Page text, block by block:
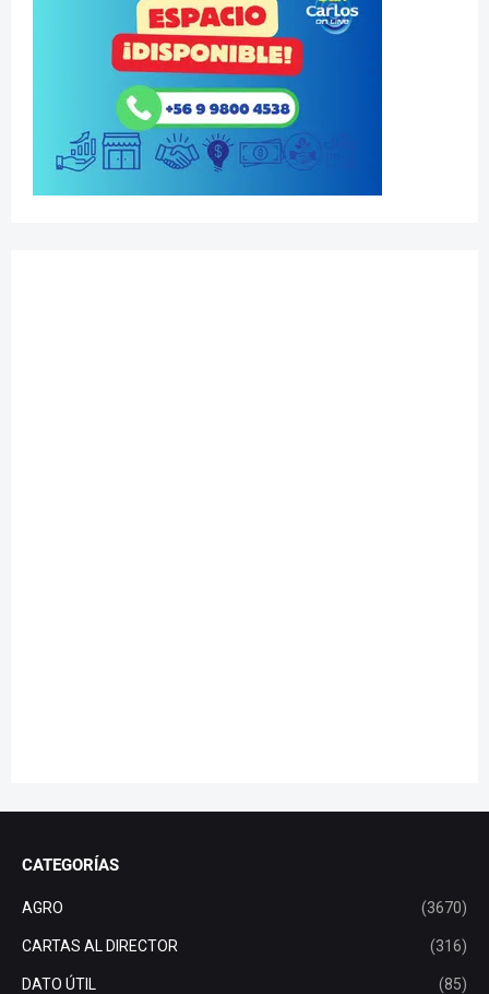
CATEGORÍAS
AGRO (3670)
CARTAS AL DIRECTOR (316)
DATO ÚTIL (85)